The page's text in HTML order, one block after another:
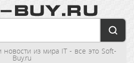
новости из мира IT - все это Soft-
Buy.ru